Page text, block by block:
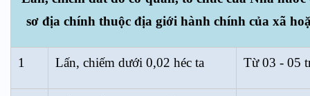
sơ địa chính thuộc địa giới hành chính của xã
1 Lấn, chiếm dưới 0,02 héc ta Từ 03 - 05